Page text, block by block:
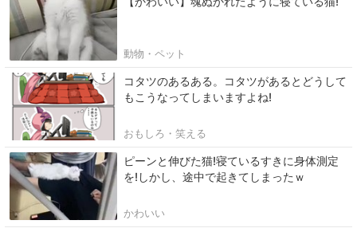
動物・ペット
コタツのあるある。コタツがあるとどうして
もこうなってしまいますよね!
おもしろ・笑える
ピーンと伸びた猫!寝ているすきに身体測定
を!しかし、途中で起きてしまったｗ
かわいい